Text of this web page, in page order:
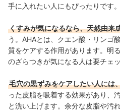
手に入れたい人にもぴったりです。
くすみが気になるなら、天然由来
う。AHAとは、クエン酸・リンゴ
質をケアする作用があります。明
のざらつきが気になる人は要チェッ
毛穴の黒ずみをケアしたい人には
った皮脂を吸着する効果があり、
と洗い上げます。余分な皮脂や汚